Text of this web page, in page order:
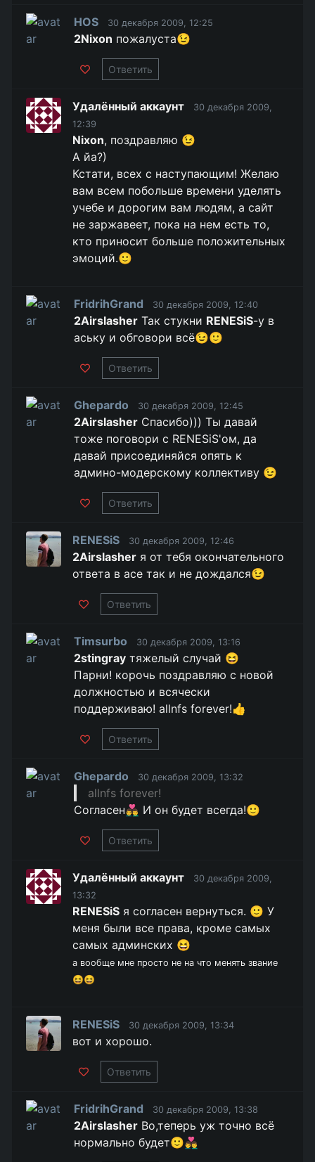
HOS 30 декабря 2009, 12:25
2Nixon пожалуста😉
Ответить
Удалённый аккаунт
30 декабря 2009,
12:39
Nixon, поздравляю 😉
А йа?)
Кстати, всех с наступающим! Желаю
вам всем побольше времени уделять
учебе и дорогим вам людям, а сайт
не заржавеет, пока на нем есть то,
кто приносит больше положительных
эмоций.🙂
FridrihGrand 30 декабря 2009, 12:40
2Airslasher Так стукни RENESiS-у в
аську и обговори всё😉🙂
Ответить
Ghepardo 30 декабря 2009, 12:45
2Airslasher Спасибо))) Ты давай
тоже поговори с RENESiS'ом, да
давай присоединяйся опять к
админо-модерскому коллективу 😉
Ответить
RENESiS 30 декабря 2009, 12:46
2Airslasher я от тебя окончательного
ответа в асе так и не дождался😉
Ответить
Timsurbo 30 декабря 2009, 13:16
2stingray тяжелый случай 😆
Парни! корочь поздравляю с новой
должностью и всячески
поддерживаю! allnfs forever!👍
Ответить
Ghepardo 30 декабря 2009, 13:32
allnfs forever!
Согласен👨‍❤️‍👨 И он будет всегда!🙂
Ответить
Удалённый аккаунт
30 декабря 2009,
13:32
RENESiS я согласен вернуться. 🙂 У
меня были все права, кроме самых
самых админских 😆
а вообще мне просто не на что менять звание
😆😆
RENESiS 30 декабря 2009, 13:34
вот и хорошо.
Ответить
FridrihGrand 30 декабря 2009, 13:38
2Airslasher Во,теперь уж точно всё
нормально будет🙂👨‍❤️‍👨